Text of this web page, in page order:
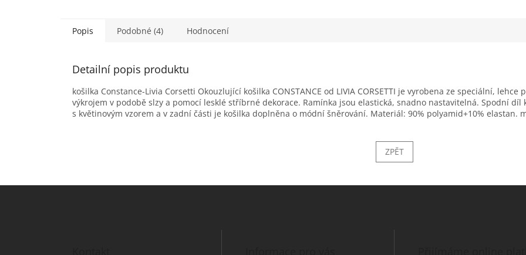
Popis Podobné (4) Hodnocení
Detailní popis produktu
košilka Constance-Livia Corsetti Okouzlující košilka CONSTANCE od LIVIA CORSETTI je vyrobena ze speciální,
výkrojem v podobě slzy a pomocí lesklé stříbrné dekorace. Ramínka jsou elastická, snadno nastavitelná. Spodní
s květinovým vzorem a v zadní části je košilka doplněna o módní šněrování. Materiál: 90% polyamid+10% elastan.
ZPĚT
Z